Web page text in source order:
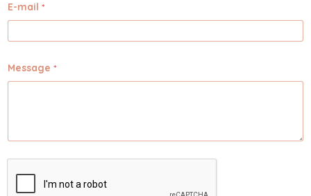
E-mail *
Message *